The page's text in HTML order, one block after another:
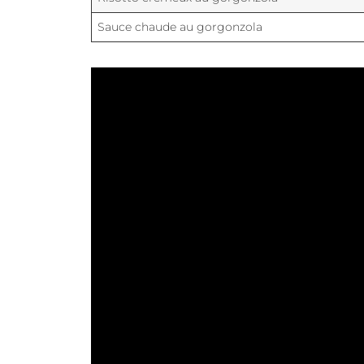
Sauce chaude au gorgonzola